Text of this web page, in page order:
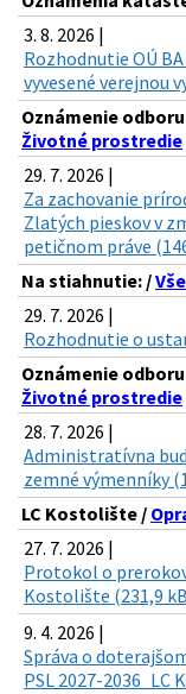
3. 8. 2026 |
Rozhodnutie OÚ BA
vyvesené verejnou
Oznámenie
Životné prostredie
29. 7. 2026 |
Za zachovanie
Zlatých pieskov v
petičnom práve
Na stiahnutie: /
29. 7. 2026 |
Rozhodnutie o
Oznámenie
Životné prostredie
28. 7. 2026 |
Administratívna
zemné výmenníky
LC Kostolište /
27. 7. 2026 |
Protokol o
Kostolište (231,9
9. 4. 2026 |
Správa o
PSL 2027-2036_LC